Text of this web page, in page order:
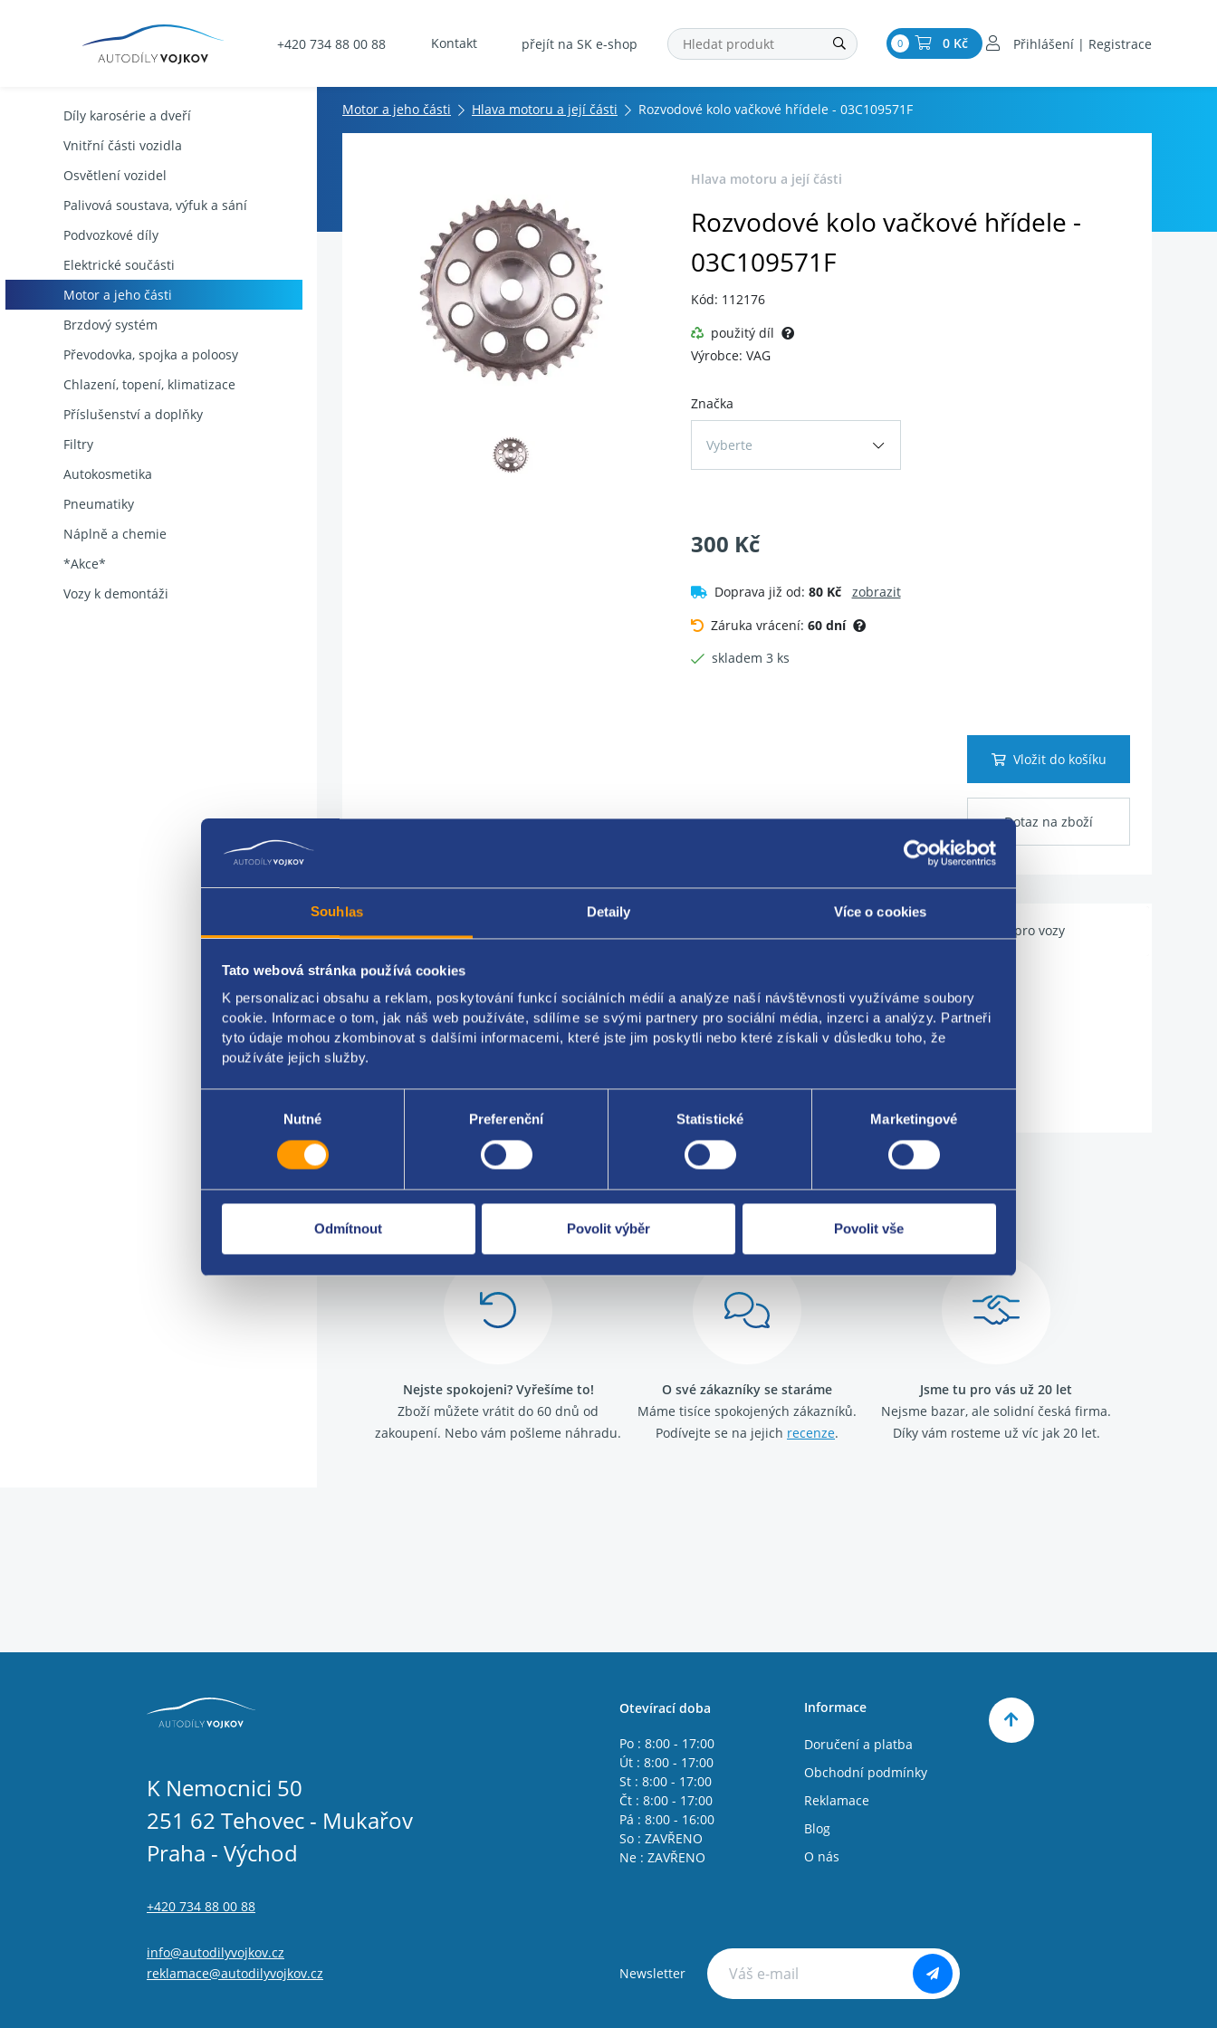
Souhlas Detaily Více o cookies
Tato webová stránka používá cookies
K personalizaci obsahu a reklam, poskytování funkcí sociálních médií a analýze naší návštěvnosti využíváme soubory
cookie. Informace o tom, jak náš web používáte, sdílíme se svými partnery pro sociální média, inzerci a analýzy. Partneři
tyto údaje mohou zkombinovat s dalšími informacemi, které jste jim poskytli nebo které získali v důsledku toho, že
používáte jejich služby.
Nutné Preferenční Statistické Marketingové
Odmítnout Povolit výběr Povolit vše
+420 734 88 00 88 Kontakt přejít na SK e-shop 0 0 Kč Přihlášení | Registrace
Díly karosérie a dveří
Vnitřní části vozidla
Osvětlení vozidel
Palivová soustava, výfuk a sání
Podvozkové díly
Elektrické součásti
Motor a jeho části
Brzdový systém
Převodovka, spojka a poloosy
Chlazení, topení, klimatizace
Příslušenství a doplňky
Filtry
Autokosmetika
Pneumatiky
Náplně a chemie
*Akce*
Vozy k demontáži
Motor a jeho části Hlava motoru a její části Rozvodové kolo vačkové hřídele - 03C109571F
Hlava motoru a její části
Rozvodové kolo vačkové hřídele -
03C109571F
Kód: 112176
použitý díl
Výrobce: VAG
Značka
Vyberte
300 Kč
Doprava již od: 80 Kč
zobrazit
Záruka vrácení: 60 dní
skladem 3 ks
Vložit do košíku
Dotaz na zboží
Použitelné pro vozy
Ozubené kolo rozvodového řetězu pro motory 1.4 TSI
kód motoru: CAXA
Za kvalitu ručíme!
Nejste spokojeni? Vyřešíme to!
Zboží můžete vrátit do 60 dnů od
zakoupení. Nebo vám pošleme náhradu.
O své zákazníky se staráme
Máme tisíce spokojených zákazníků.
Podívejte se na jejich recenze.
Jsme tu pro vás už 20 let
Nejsme bazar, ale solidní česká firma.
Díky vám rosteme už víc jak 20 let.
K Nemocnici 50
251 62 Tehovec - Mukařov
Praha - Východ
+420 734 88 00 88
info@autodilyvojkov.cz
reklamace@autodilyvojkov.cz
Otevírací doba
Po : 8:00 - 17:00
Út : 8:00 - 17:00
St : 8:00 - 17:00
Čt : 8:00 - 17:00
Pá : 8:00 - 16:00
So : ZAVŘENO
Ne : ZAVŘENO
Informace
Doručení a platba
Obchodní podmínky
Reklamace
Blog
O nás
Newsletter